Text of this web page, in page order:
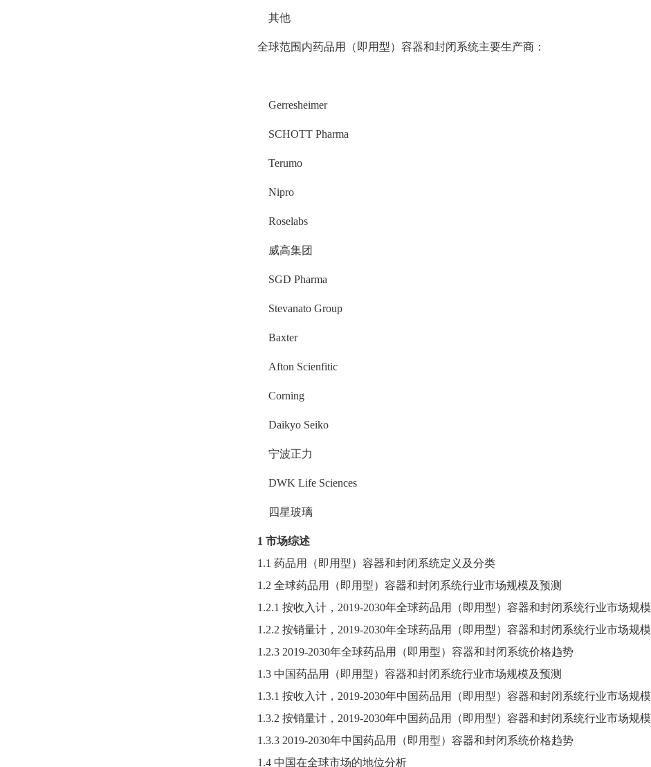
其他
全球范围内药品用（即用型）容器和封闭系统主要生产商：
Gerresheimer
SCHOTT Pharma
Terumo
Nipro
Roselabs
威高集团
SGD Pharma
Stevanato Group
Baxter
Afton Scienfitic
Corning
Daikyo Seiko
宁波正力
DWK Life Sciences
四星玻璃
1 市场综述
1.1 药品用（即用型）容器和封闭系统定义及分类
1.2 全球药品用（即用型）容器和封闭系统行业市场规模及预测
1.2.1 按收入计，2019-2030年全球药品用（即用型）容器和封闭系统行业市场规模
1.2.2 按销量计，2019-2030年全球药品用（即用型）容器和封闭系统行业市场规模
1.2.3 2019-2030年全球药品用（即用型）容器和封闭系统价格趋势
1.3 中国药品用（即用型）容器和封闭系统行业市场规模及预测
1.3.1 按收入计，2019-2030年中国药品用（即用型）容器和封闭系统行业市场规模
1.3.2 按销量计，2019-2030年中国药品用（即用型）容器和封闭系统行业市场规模
1.3.3 2019-2030年中国药品用（即用型）容器和封闭系统价格趋势
1.4 中国在全球市场的地位分析